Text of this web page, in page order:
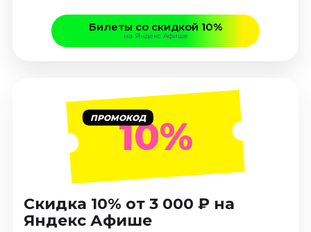
Ноябрь 2026
Декабрь 2026
Август 2026
Сентябрь 2026
Октябрь 2026
Декабрь 2026
Январь 2027
Экскурсии
Сентябрь 2026
Билеты со скидкой 10%
на Яндекс Афише
ПРОМОКОД10%
Скидка 10% от 3 000 ₽ на
Яндекс Афише